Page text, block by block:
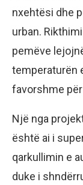
nxehtësi dhe
urban.
pemëve
temperaturën
favorshme
Një nga
është ai i
qarkullimin e
duke i